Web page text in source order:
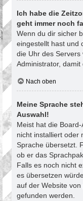
Ich habe die
geht immer noch
Wenn du dir sicher
eingestellt hast und
die Uhr des Servers
Administrator, damit
Nach oben
Meine Sprache
Auswahl!
Meist hat die
nicht installiert oder
Sprache übersetzt.
ob er das
Falls es noch nicht
es übersetzen
auf der Website von
gefunden werden.